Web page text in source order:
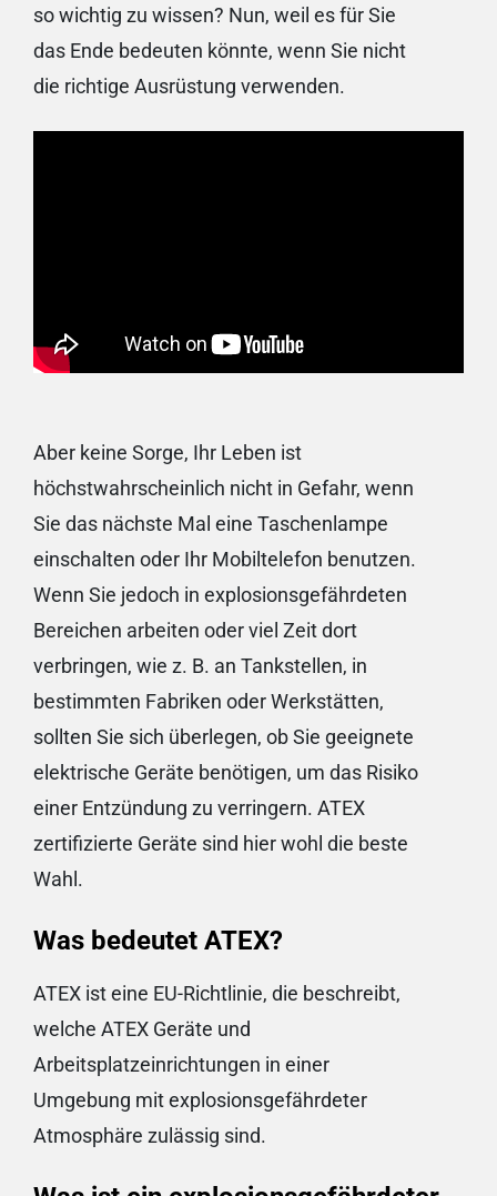
so wichtig zu wissen? Nun, weil es für Sie
das Ende bedeuten könnte, wenn Sie nicht
die richtige Ausrüstung verwenden.
Aber keine Sorge, Ihr Leben ist
höchstwahrscheinlich nicht in Gefahr, wenn
Sie das nächste Mal eine Taschenlampe
einschalten oder Ihr Mobiltelefon benutzen.
Wenn Sie jedoch in explosionsgefährdeten
Bereichen arbeiten oder viel Zeit dort
verbringen, wie z. B. an Tankstellen, in
bestimmten Fabriken oder Werkstätten,
sollten Sie sich überlegen, ob Sie geeignete
elektrische Geräte benötigen, um das Risiko
einer Entzündung zu verringern. ATEX
zertifizierte Geräte sind hier wohl die beste
Wahl.
Was bedeutet ATEX?
ATEX ist eine EU-Richtlinie, die beschreibt,
welche ATEX Geräte und
Arbeitsplatzeinrichtungen in einer
Umgebung mit explosionsgefährdeter
Atmosphäre zulässig sind.